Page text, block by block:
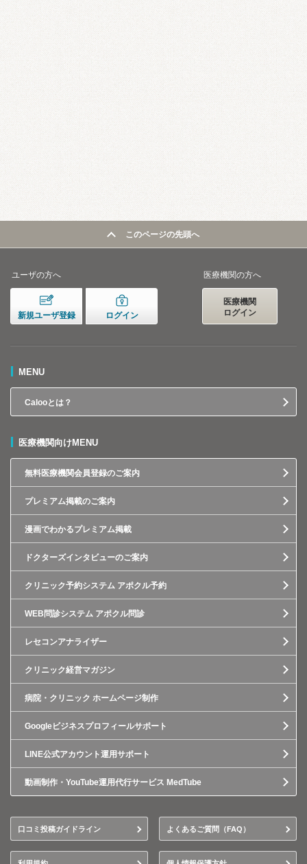
このページの先頭へ
ユーザの方へ
新規ユーザ登録 ログイン
医療機関の方へ
医療機関
ログイン
MENU
Calooとは？
医療機関向けMENU
無料医療機関会員登録のご案内
プレミアム掲載のご案内
漫画でわかるプレミアム掲載
ドクターズインタビューのご案内
クリニック予約システム アポクル予約
WEB問診システム アポクル問診
レセコンアナライザー
クリニック経営マガジン
病院・クリニック ホームページ制作
Googleビジネスプロフィールサポート
LINE公式アカウント運用サポート
動画制作・YouTube運用代行サービス MedTube
口コミ投稿ガイドライン よくあるご質問（FAQ）